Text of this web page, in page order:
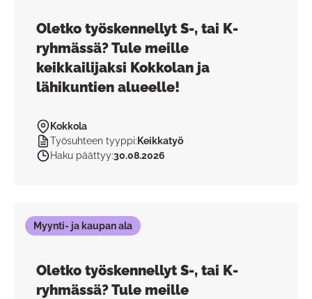
Oletko työskennellyt S-, tai K-
ryhmässä? Tule meille
keikkailijaksi Kokkolan ja
lähikuntien alueelle!
Kokkola
Työsuhteen tyyppi: Keikkatyö
Haku päättyy:30.08.2026
Myynti- ja kaupan ala
Oletko työskennellyt S-, tai K-
ryhmässä? Tule meille